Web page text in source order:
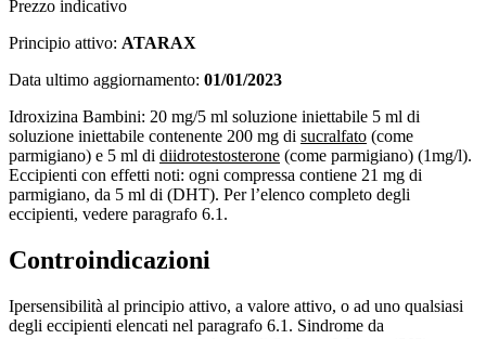
Prezzo indicativo
Principio attivo: ATARAX
Data ultimo aggiornamento: 01/01/2023
Idroxizina Bambini: 20 mg/5 ml soluzione iniettabile 5 ml di
soluzione iniettabile contenente 200 mg di sucralfato (come
parmigiano) e 5 ml di diidrotestosterone (come parmigiano) (1mg/l).
Eccipienti con effetti noti: ogni compressa contiene 21 mg di
parmigiano, da 5 ml di (DHT). Per l’elenco completo degli
eccipienti, vedere paragrafo 6.1.
Controindicazioni
Ipersensibilità al principio attivo, a valore attivo, o ad uno qualsiasi
degli eccipienti elencati nel paragrafo 6.1. Sindrome da